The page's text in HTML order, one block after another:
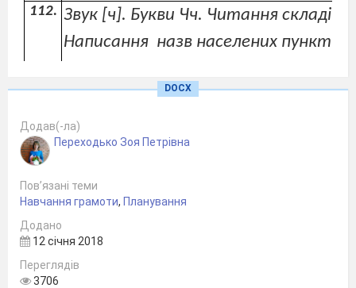
Звук [ч]. Букви Чч. Читання складів,
Написання назв населених пунктів
«Чебрець».Опрацюван-ня
сестричка» за М.Павленко
Письмо великої букви Ч, складів і
Списування з друкованого тексту
Звук[й], позначення його буквами
аналіз слів. Читання складів, слів.
оповідання «Дрізд і дятел» за
DOCX
Додав(-ла)
Переходько Зоя Петрівна
Пов’язані теми
Навчання грамоти, Планування
Додано
12 січня 2018
Переглядів
3706